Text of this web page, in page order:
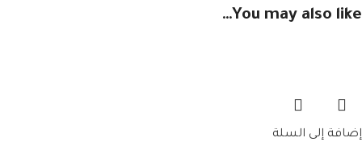
You may also like…
إضافة إلى السلة